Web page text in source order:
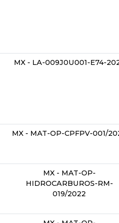
MX - LA-009J0U001-E74-
MX - MAT-OP-CPFPV-001/
MX - MAT-OP-
HIDROCARBUROS-RM-
019/2022